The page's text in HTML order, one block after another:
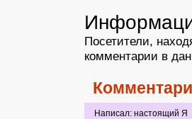
Посетители,
комментарии в
Написал: настоящий Я